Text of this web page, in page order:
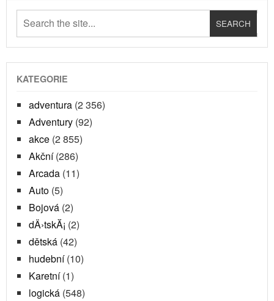
KATEGORIE
adventura (2 356)
Adventury (92)
akce (2 855)
Akční(286)
Arcada (11)
Auto (5)
Bojová (2)
dÄ›tskĂ¡ (2)
dětská (42)
hudební(10)
Karetní(1)
logická (548)